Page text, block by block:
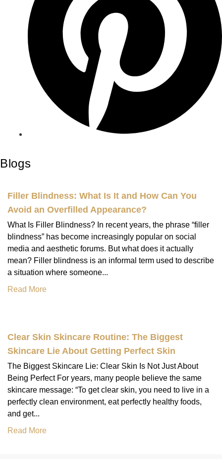
Blogs
Filler Blindness: What Is It and How Can You
Avoid an Overfilled Appearance?
What Is Filler Blindness? In recent years, the phrase “filler
blindness” has become increasingly popular on social
media and aesthetic forums. But what does it actually
mean? Filler blindness is an informal term used to describe
a situation where someone...
Read More
Clear Skin Skincare Routine: The Biggest
Skincare Lie About Getting Perfect Skin
The Biggest Skincare Lie: Clear Skin Is Not Just About
Being Perfect For years, many people believe the same
skincare message: “To get clear skin, you need to live in a
perfectly clean environment, eat perfectly healthy foods,
and get...
Read More